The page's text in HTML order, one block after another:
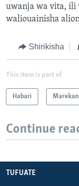
uwanja wa vita, ili
waliouainisha
Shirikisha
This item is part of
Habari
Continue
TUFUATE